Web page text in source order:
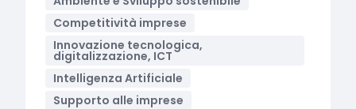
Competitività imprese
Innovazione tecnologica,
digitalizzazione, ICT
Intelligenza Artificiale
Supporto alle imprese